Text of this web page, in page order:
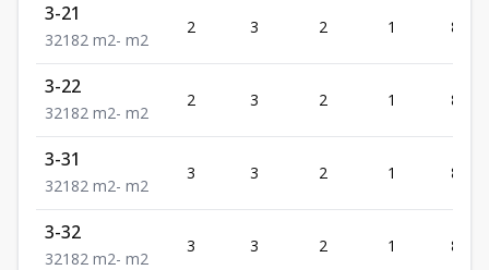
3-21
321 82 m2- m2
2 3 2 1 82
3-22
321 82 m2- m2
2 3 2 1 82
3-31
321 82 m2- m2
3 3 2 1 82
3-32
321 82 m2- m2
3 3 2 1 82